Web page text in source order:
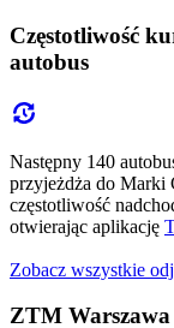
Częstotliwość
autobus
Następny 140
przyjeżdża do Marki
częstotliwość
otwierając aplikację
Zobacz wszystkie
ZTM